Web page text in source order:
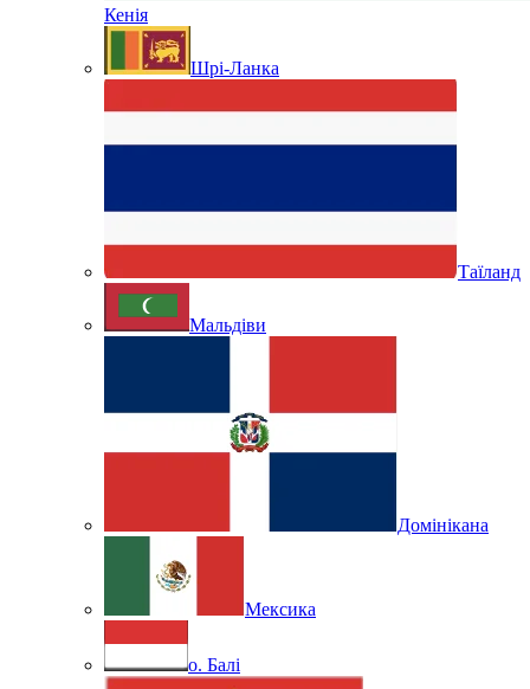
Кенія
Шрі-Ланка
Таїланд
Мальдіви
Домінікана
Мексика
о. Балі